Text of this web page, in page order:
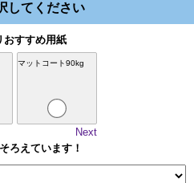
してください
おすすめ用紙
マットコート90kg
Next
ろえています！